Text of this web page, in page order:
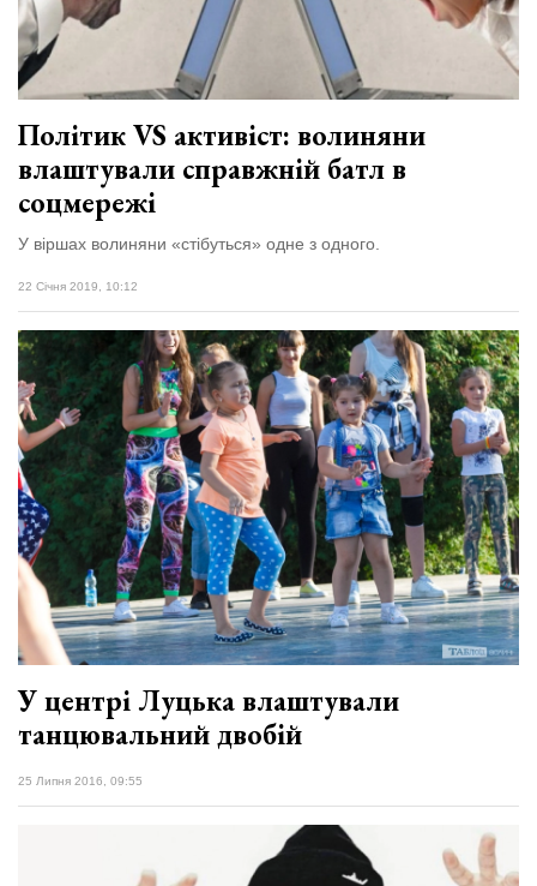
залишив у
Луцьку
три...
27 Липня 2026
760 переглядів
Персона
Лайф
Афіша
ZONE 18+
Контакти
Політика конфіденційності
Політик VS активіст: волиняни
влаштували справжній батл в
соцмережі
У віршах волиняни «стібуться» одне з одного.
22 Січня 2019, 10:12
У центрі Луцька влаштували
танцювальний двобій
25 Липня 2016, 09:55